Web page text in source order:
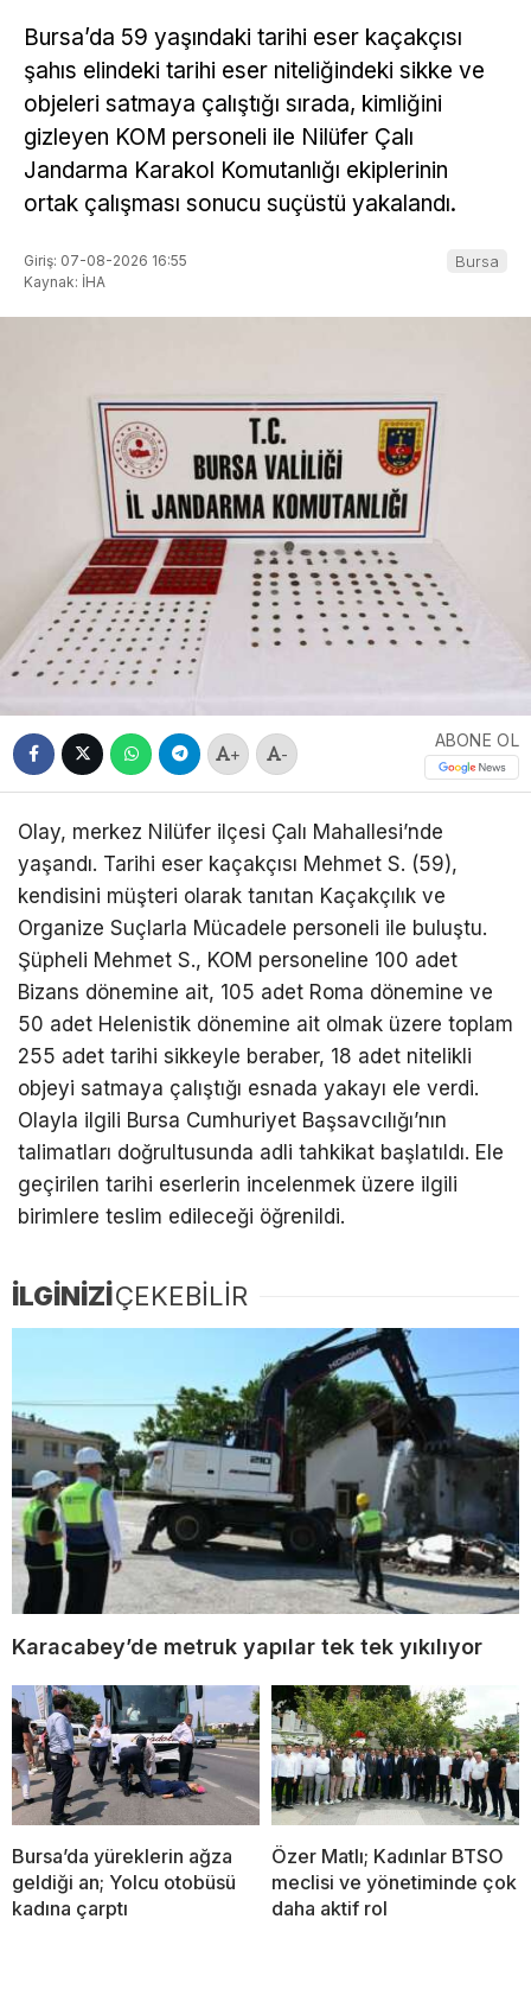
Bursa’da 59 yaşındaki tarihi eser kaçakçısı
şahıs elindeki tarihi eser niteliğindeki sikke ve
objeleri satmaya çalıştığı sırada, kimliğini
gizleyen KOM personeli ile Nilüfer Çalı
Jandarma Karakol Komutanlığı ekiplerinin
ortak çalışması sonucu suçüstü yakalandı.
Giriş: 07-08-2026 16:55
Kaynak: İHA
Bursa
+ -
ABONE OL
Olay, merkez Nilüfer ilçesi Çalı Mahallesi’nde
yaşandı. Tarihi eser kaçakçısı Mehmet S. (59),
kendisini müşteri olarak tanıtan Kaçakçılık ve
Organize Suçlarla Mücadele personeli ile buluştu.
Şüpheli Mehmet S., KOM personeline 100 adet
Bizans dönemine ait, 105 adet Roma dönemine ve
50 adet Helenistik dönemine ait olmak üzere toplam
255 adet tarihi sikkeyle beraber, 18 adet nitelikli
objeyi satmaya çalıştığı esnada yakayı ele verdi.
Olayla ilgili Bursa Cumhuriyet Başsavcılığı’nın
talimatları doğrultusunda adli tahkikat başlatıldı. Ele
geçirilen tarihi eserlerin incelenmek üzere ilgili
birimlere teslim edileceği öğrenildi.
İLGİNİZİÇEKEBİLİR
Karacabey’de metruk yapılar tek tek yıkılıyor
Bursa’da yüreklerin ağza
geldiği an; Yolcu otobüsü
kadına çarptı
Özer Matlı; Kadınlar BTSO
meclisi ve yönetiminde çok
daha aktif rol